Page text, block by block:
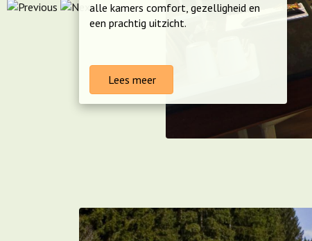
alle kamers comfort, gezelligheid en
een prachtig uitzicht.
Lees meer